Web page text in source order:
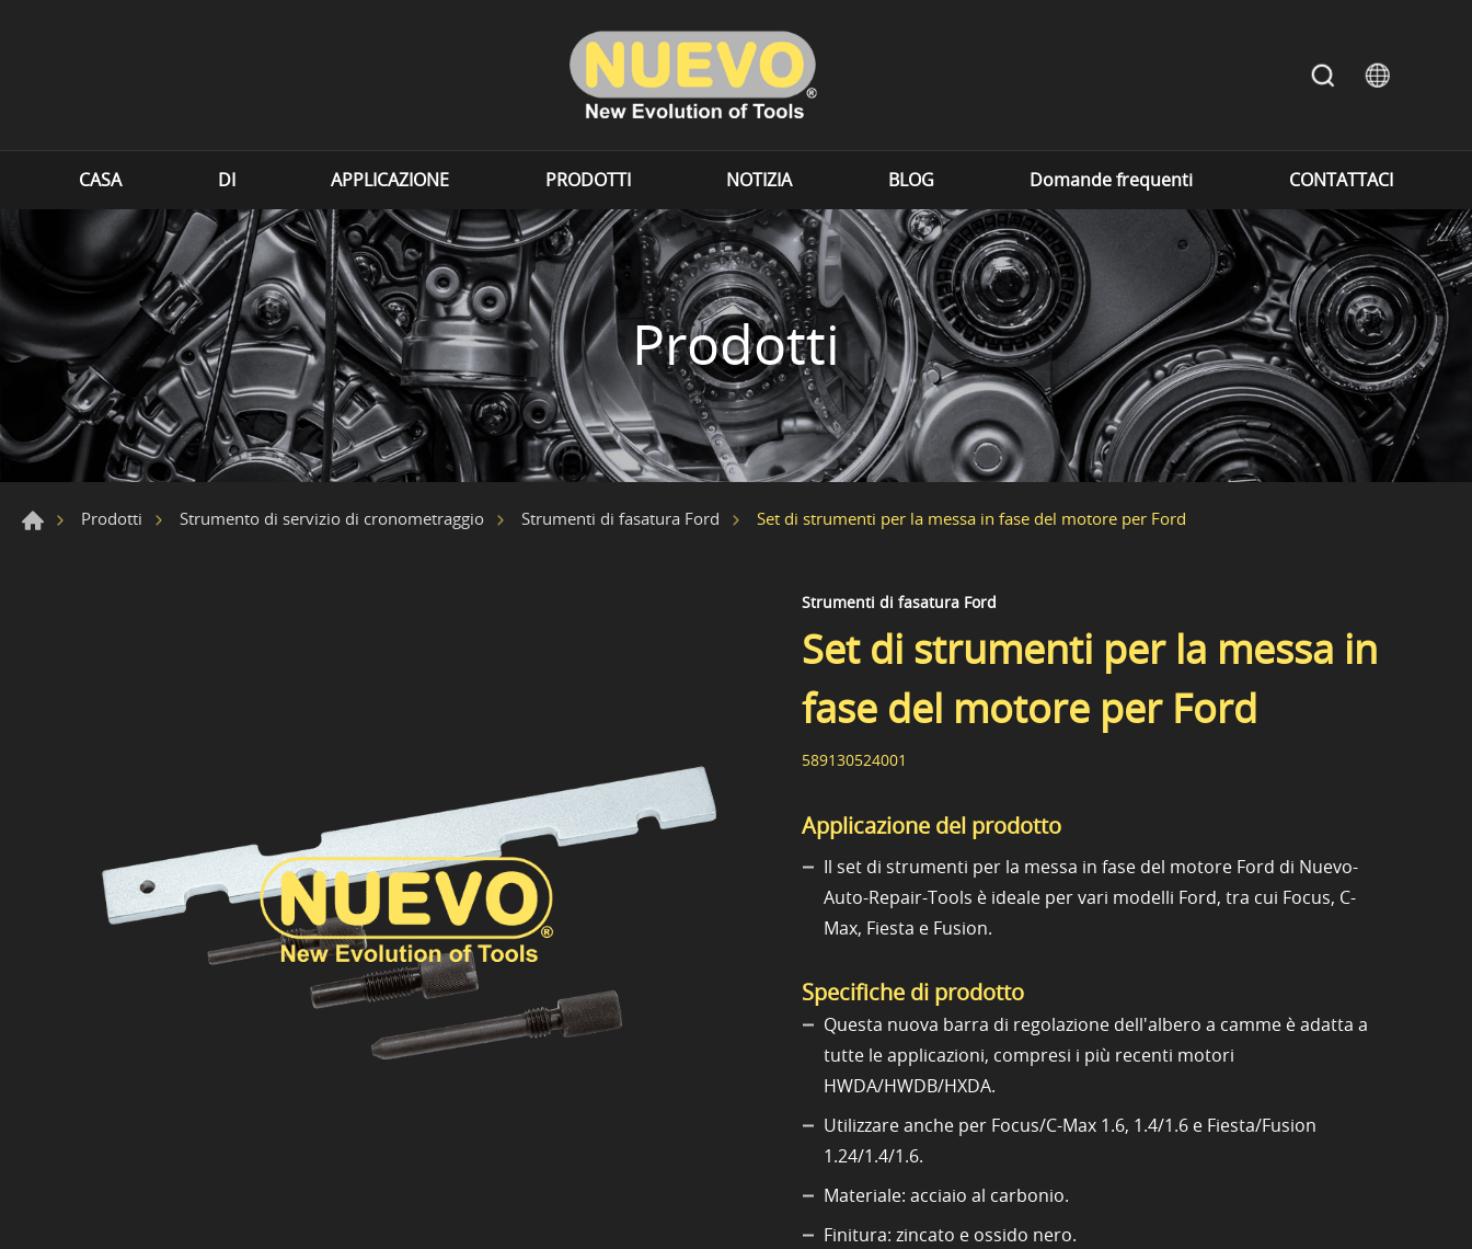
CASA DI APPLICAZIONE PRODOTTI NOTIZIA BLOG Domande frequenti CONTATTACI
Prodotti
Prodotti Strumento di servizio di cronometraggio Strumenti di fasatura Ford Set di strumenti per la messa in fase del motore per Ford
Strumenti di fasatura Ford
Set di strumenti per la messa in
fase del motore per Ford
589130524001
Applicazione del prodotto
Il set di strumenti per la messa in fase del motore Ford di Nuevo-
Auto-Repair-Tools è ideale per vari modelli Ford, tra cui Focus, C-
Max, Fiesta e Fusion.
Specifiche di prodotto
Questa nuova barra di regolazione dell'albero a camme è adatta a
tutte le applicazioni, compresi i più recenti motori
HWDA/HWDB/HXDA.
Utilizzare anche per Focus/C-Max 1.6, 1.4/1.6 e Fiesta/Fusion
1.24/1.4/1.6.
Materiale: acciaio al carbonio.
Finitura: zincato e ossido nero.